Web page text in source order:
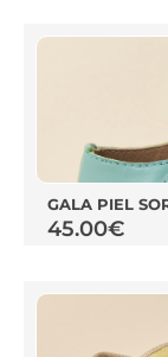
GALA PIEL
45.00€